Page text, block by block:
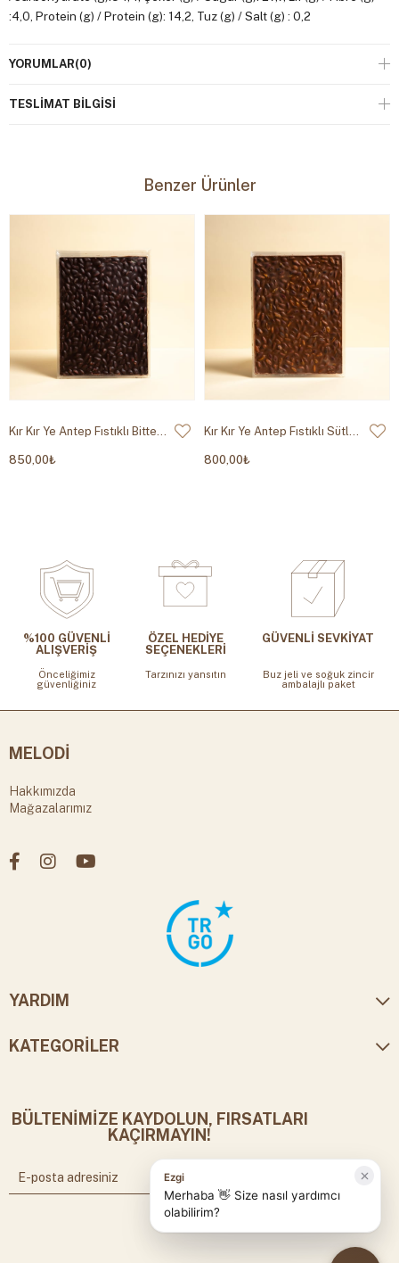
:4,0, Protein (g) / Protein (g): 14,2, Tuz (g) / Salt (g) : 0,2
Yerfıstığı, Susam, Ceviz ve Gluten İçerebilir
YORUMLAR(0)
TESLIMAT BILGISI
Benzer Ürünler
850,00₺ 800,00₺
%100 GÜVENLİ
ALIŞVERİŞ
Önceliğimiz
güvenliğiniz
ÖZEL HEDİYE
SEÇENEKLERİ
Tarzınızı yansıtın
GÜVENLİ SEVKİYAT
Buz jeli ve soğuk zincir
ambalajlı paket
MELODİ
Hakkımızda
Mağazalarımız
YARDIM
KATEGORİLER
BÜLTENİMİZE KAYDOLUN, FIRSATLARI
KAÇIRMAYIN!